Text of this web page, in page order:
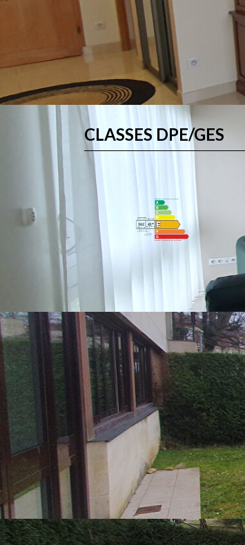
CLASSES DPE/GES